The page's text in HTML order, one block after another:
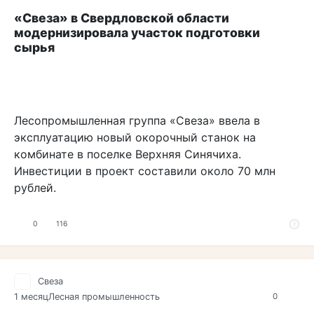
«Свеза» в Свердловской области
модернизировала участок подготовки
сырья
Лесопромышленная группа «Свеза» ввела в
эксплуатацию новый окорочный станок на
комбинате в поселке Верхняя Синячиха.
Инвестиции в проект составили около 70 млн
рублей.
0 116
0
Свеза
1 месяцЛесная промышленность